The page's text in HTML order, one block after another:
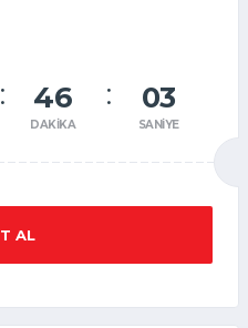
46
DAKIKA
03
SANIYE
AL